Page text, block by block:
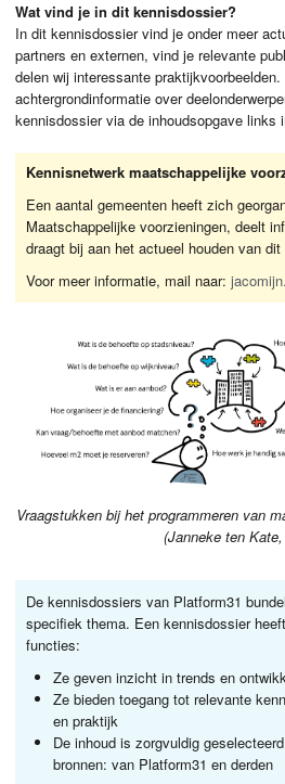
Wat vind je in dit kennisdossier?
In dit kennisdossier vind je onder meer
partners en externen, vind je relevante
delen wij interessante
achtergrondinformatie over
kennisdossier via de inhoudsopgave links
Kennisnetwerk maatschappelijke
Een aantal gemeenten heeft zich
Maatschappelijke voorzieningen, deelt
draagt bij aan het actueel houden van
Voor meer informatie, mail naar:
Vraagstukken bij het programmeren van
(Janneke ten
De kennisdossiers van Platform31
specifiek thema. Een kennisdossier
functies:
Ze geven inzicht in trends en
Ze bieden toegang tot relevante
en praktijk
De inhoud is zorgvuldig
bronnen: van Platform31 en derden